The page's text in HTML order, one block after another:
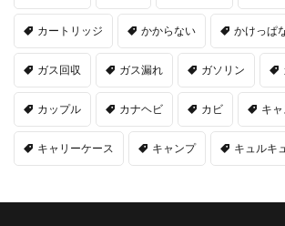
カートリッジ かからない かけっぱ
ガス回収 ガス漏れ ガソリン
カップル カナヘビ カビ キ
キャリーケース キャンプ キュルキ